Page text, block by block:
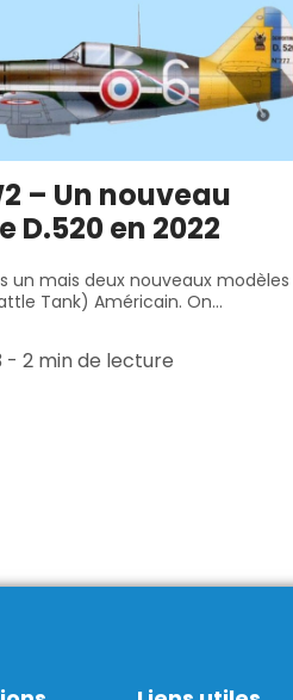
– Un nouveau
D.520 en 2022
un mais deux nouveaux modèles
Tank) Américain. On...
- 2 min de lecture